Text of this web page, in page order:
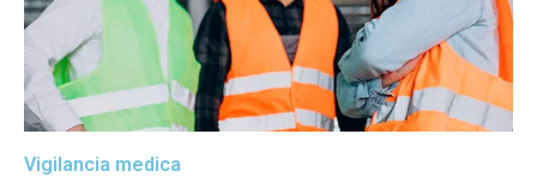
Vigilancia medica